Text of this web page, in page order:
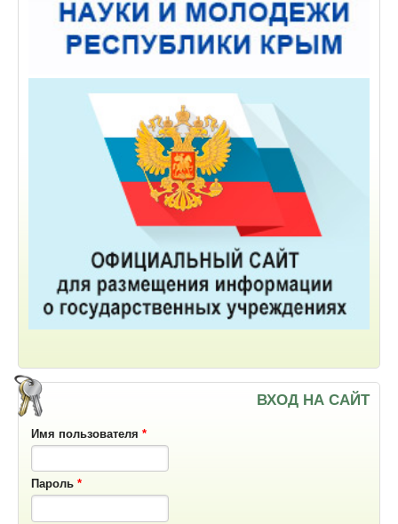
ВХОД НА САЙТ
Имя пользователя *
Пароль *